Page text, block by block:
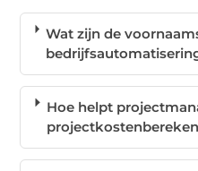
Wat zijn de
Hoe helpt